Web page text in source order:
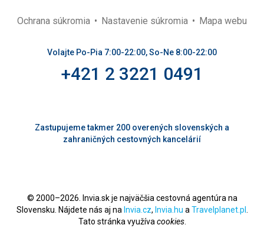
Ochrana súkromia Nastavenie súkromia Mapa webu
Volajte Po-Pia 7:00-22:00, So-Ne 8:00-22:00
+421 2 3221 0491
Zastupujeme takmer 200 overených slovenských a
zahraničných cestovných kancelárií
© 2000–2026. Invia.sk je najväčšia cestovná agentúra na
Slovensku. Nájdete nás aj na Invia.cz, Invia.hu a Travelplanet.pl
Tato stránka využíva cookies.